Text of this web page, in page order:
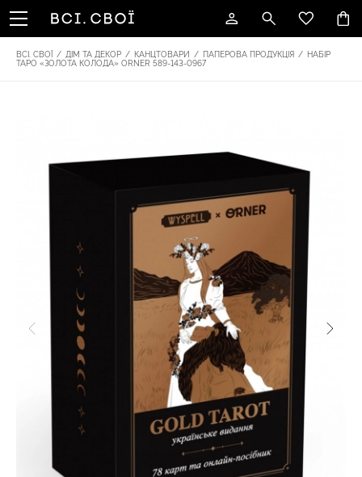
ВСІ. СВОЇ / ДІМ ТА ДЕКОР / КАНЦТОВАРИ / ПАПЕРОВА ПРОДУКЦІЯ / НАБІР
ТАРО «ЗОЛОТА КОЛОДА» ORNER 589-143-0967